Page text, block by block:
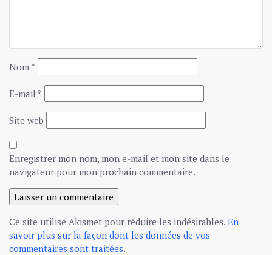
Nom *
E-mail *
Site web
Enregistrer mon nom, mon e-mail et mon site dans le
navigateur pour mon prochain commentaire.
Ce site utilise Akismet pour réduire les indésirables. En
savoir plus sur la façon dont les données de vos
commentaires sont traitées.